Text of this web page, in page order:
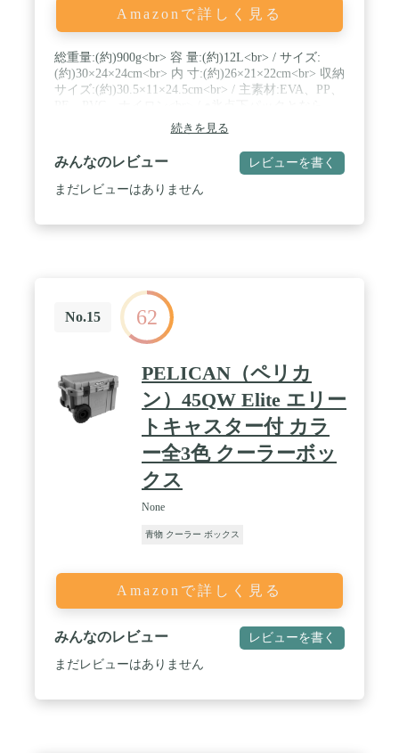
Amazonで詳しく見る
総重量:(約)900g<br> 容 量:(約)12L<br> / サイズ:
(約)30×24×24cm<br> 内 寸:(約)26×21×22cm<br> 収納
サイズ:(約)30.5×11×24.5cm<br> / 主素材:EVA、PP、
なんと! アイスクリームを最大13時間保存できます
<br> ※当社実験データによる<br> / ●350ml缶が16本
もしくはペットボトル500mlが12本と、氷点下パッ
クが入る容量です<br> / ●保冷力が更に向上したハ
イパークーラー。更に冷たく冷やします! <br> / ●氷
続きを見る
みんなのレビュー レビューを書く
まだレビューはありません
No.15 62
PELICAN（ペリカ
ン）45QW Elite エリー
トキャスター付 カラ
ー全3色 クーラーボッ
クス
None
青物 クーラー ボックス
Amazonで詳しく見る
みんなのレビュー レビューを書く
まだレビューはありません